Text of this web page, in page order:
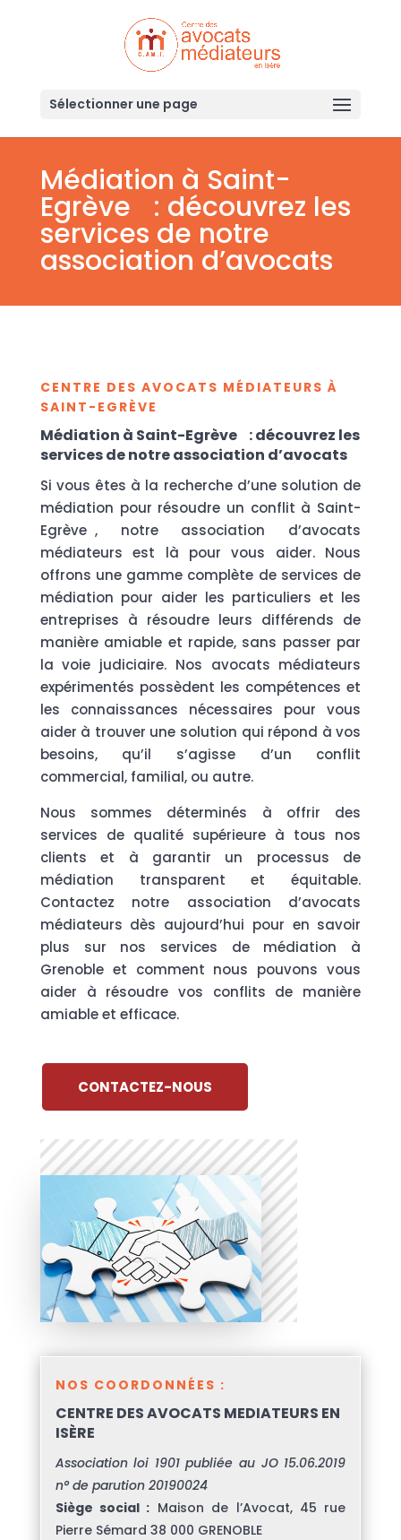
Sélectionner une page
Médiation à Saint-
Egrève : découvrez les
services de notre
association d’avocats
CENTRE DES AVOCATS MÉDIATEURS À
SAINT-EGRÈVE
Médiation à Saint-Egrève : découvrez les
services de notre association d’avocats
Si vous êtes à la recherche d’une solution de
médiation pour résoudre un conflit à Saint-
Egrève , notre association d’avocats
médiateurs est là pour vous aider. Nous
offrons une gamme complète de services de
médiation pour aider les particuliers et les
entreprises à résoudre leurs différends de
manière amiable et rapide, sans passer par
la voie judiciaire. Nos avocats médiateurs
expérimentés possèdent les compétences et
les connaissances nécessaires pour vous
aider à trouver une solution qui répond à vos
besoins, qu’il s’agisse d’un conflit
commercial, familial, ou autre.
Nous sommes déterminés à offrir des
services de qualité supérieure à tous nos
clients et à garantir un processus de
médiation transparent et équitable.
Contactez notre association d’avocats
médiateurs dès aujourd’hui pour en savoir
plus sur nos services de médiation à
Grenoble et comment nous pouvons vous
aider à résoudre vos conflits de manière
amiable et efficace.
CONTACTEZ-NOUS
NOS COORDONNÉES :
CENTRE DES AVOCATS MEDIATEURS EN
ISÈRE
Association loi 1901 publiée au JO 15.06.2019
n° de parution 20190024
Siège social : Maison de l’Avocat, 45 rue
Pierre Sémard 38 000 GRENOBLE